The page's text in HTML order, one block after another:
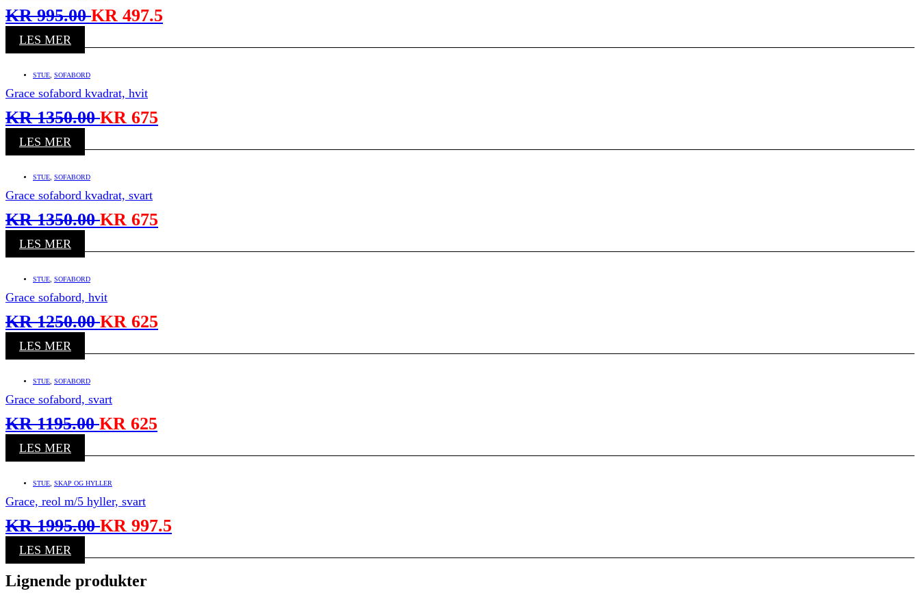
KR995.00KR 497.5
LES MER
STUE SOFABORD
Grace sofabord kvadrat, hvit
KR1350.00KR 675
LES MER
STUE SOFABORD
Grace sofabord kvadrat, svart
KR1350.00KR 675
LES MER
STUE SOFABORD
Grace sofabord, hvit
KR1250.00KR 625
LES MER
STUE SOFABORD
Grace sofabord, svart
KR1195.00KR 625
LES MER
STUE SKAP OG HYLLER
Grace, reol m/5 hyller, svart
KR1995.00KR 997.5
LES MER
Lignende produkter